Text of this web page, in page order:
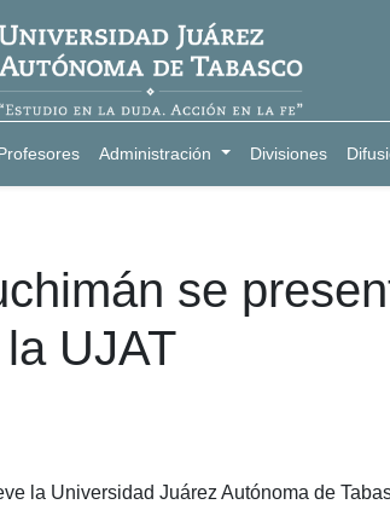
Administración Divisiones
se
UJAT
la Universidad Juárez Autónoma de